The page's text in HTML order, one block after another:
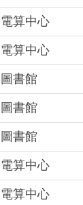
電算中心
電算中心
圖書館
圖書館
圖書館
電算中心
電算中心